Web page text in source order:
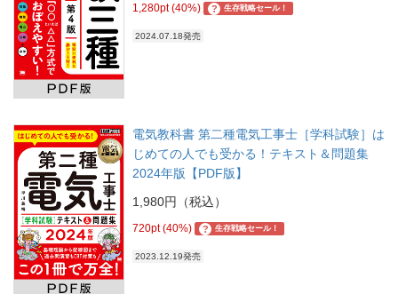
1,280pt (40%) ? 生存戦略セール！
2024.07.18発売
電気教科書 第二種電気工事士［学科試験］は
じめての人でも受かる！テキスト＆問題集
2024年版【PDF版】
1,980円（税込）
720pt (40%) ? 生存戦略セール！
2023.12.19発売